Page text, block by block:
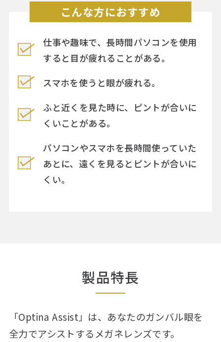
こんな方におすすめ
仕事や趣味で、長時間パソコンを使用
すると目が疲れることがある。
スマホを使うと眼が疲れる。
ふと近くを見た時に、ピントが合いに
くいことがある。
パソコンやスマホを長時間使っていた
あとに、遠くを見るとピントが合いに
くい。
製品特長
「Optina Assist」は、 あなたのガンバル眼を
全力でアシストするメガネレンズです。